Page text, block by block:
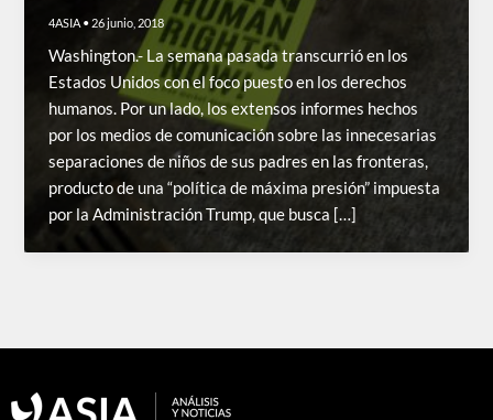
4ASIA • 26 junio, 2018
Washington.- La semana pasada transcurrió en los
Estados Unidos con el foco puesto en los derechos
humanos. Por un lado, los extensos informes hechos
por los medios de comunicación sobre las innecesarias
separaciones de niños de sus padres en las fronteras,
producto de una “política de máxima presión” impuesta
por la Administración Trump, que busca […]